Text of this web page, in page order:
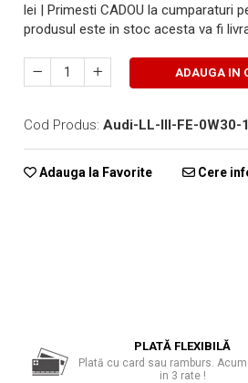
lei | Primesti CADOU la cumparaturi
produsul este in stoc acesta va fi
ADAUGA IN
Cod Produs: Audi-LL-III-FE-0W30-
Adauga la Favorite Cere
PLATĂ FLEXIBILĂ
Plată cu card sau ramburs.
in 3 rate !